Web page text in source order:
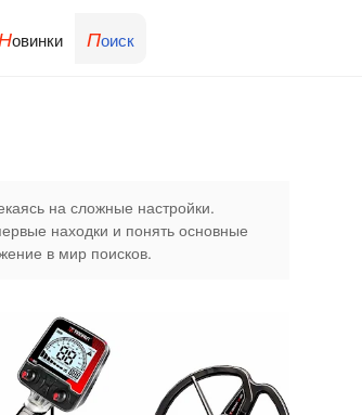
овинки Поиск
на сложные настройки.
находки и понять основные
в мир поисков.